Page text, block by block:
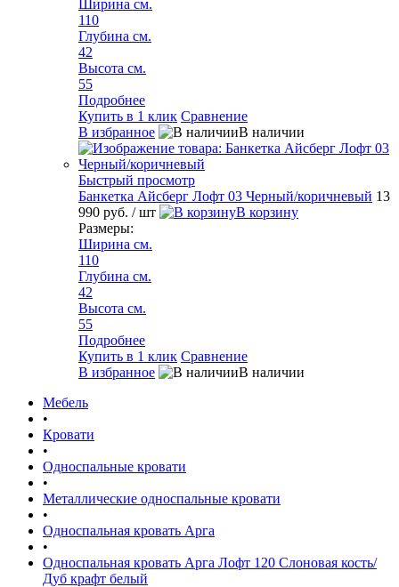
Ширина см.
110
Глубина см.
42
Высота см.
55
Подробнее
Купить в 1 клик Сравнение
В избранное
В наличии
Быстрый просмотр
Банкетка Айсберг Лофт 03 Черный/коричневый 13
990 руб. / шт
В корзину
Размеры:
Ширина см.
110
Глубина см.
42
Высота см.
55
Подробнее
Купить в 1 клик Сравнение
В избранное
В наличии
Мебель
•
Кровати
•
Односпальные кровати
•
Металлические односпальные кровати
•
Односпальная кровать Арга
•
Односпальная кровать Арга Лофт 120 Слоновая кость/
Дуб крафт белый